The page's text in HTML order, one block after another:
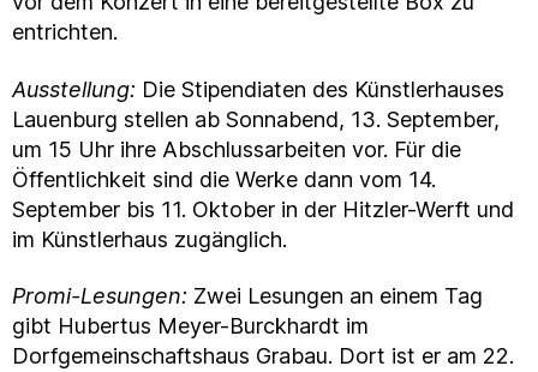
entrichten.
Ausstellung: Die Stipendiaten des Künstlerhauses
Lauenburg stellen ab Sonnabend, 13. September,
um 15 Uhr ihre Abschlussarbeiten vor. Für die
Öffentlichkeit sind die Werke dann vom 14.
September bis 11. Oktober in der Hitzler-Werft und
im Künstlerhaus zugänglich.
Promi-Lesungen: Zwei Lesungen an einem Tag
gibt Hubertus Meyer-Burckhardt im
Dorfgemeinschaftshaus Grabau. Dort ist er am 22.